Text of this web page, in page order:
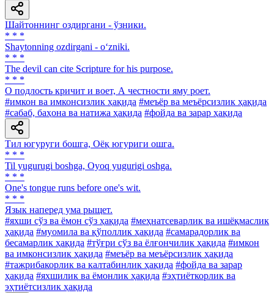
Шайтоннинг оздиргани - ўзники.
* * *
Shaytonning ozdirgani - o‘zniki.
* * *
The devil can cite Scripture for his purpose.
* * *
О подлость кричит и воет, А честности яму роет.
#имкон ва имконсизлик ҳақида #меъёр ва меъёрсизлик ҳақида
#сабаб, баҳона ва натижа ҳақида #фойда ва зарар ҳақида
Тил югуруги бошга, Оёқ югуриги ошга.
* * *
Til yugurugi boshga, Oyoq yugurigi oshga.
* * *
One's tongue runs before one's wit.
* * *
Язык наперед ума рыщет.
#яхши сўз ва ёмон сўз ҳақида #меҳнатсеварлик ва ишёқмаслик
ҳақида #муомила ва қўполлик ҳақида #самарадорлик ва
бесамарлик ҳақида #тўғри сўз ва ёлғончилик ҳақида #имкон
ва имконсизлик ҳақида #меъёр ва меъёрсизлик ҳақида
#тажрибакорлик ва калтабинлик ҳақида #фойда ва зарар
ҳақида #яхшилик ва ёмонлик ҳақида #эҳтиёткорлик ва
эҳтиётсизлик ҳақида